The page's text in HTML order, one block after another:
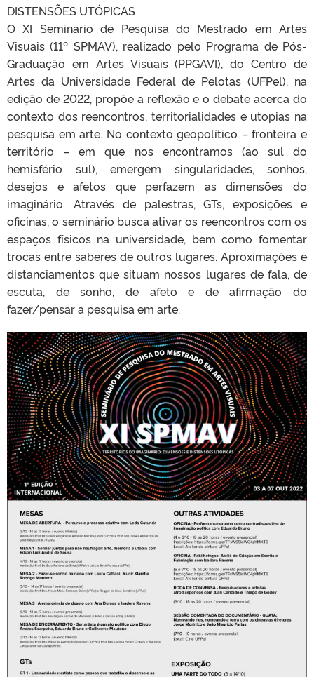
DISTENSÕES UTÓPICAS
O XI Seminário de Pesquisa do Mestrado em Artes
Visuais (11º SPMAV), realizado pelo Programa de Pós-
Graduação em Artes Visuais (PPGAVI), do Centro de
Artes da Universidade Federal de Pelotas (UFPel), na
edição de 2022, propõe a reflexão e o debate acerca do
contexto dos reencontros, territorialidades e utopias na
pesquisa em arte. No contexto geopolítico – fronteira e
território – em que nos encontramos (ao sul do
hemisfério sul), emergem singularidades, sonhos,
desejos e afetos que perfazem as dimensões do
imaginário. Através de palestras, GTs, exposições e
oficinas, o seminário busca ativar os reencontros com os
espaços físicos na universidade, bem como fomentar
trocas entre saberes de outros lugares. Aproximações e
distanciamentos que situam nossos lugares de fala, de
escuta, de sonho, de afeto e de afirmação do
fazer/pensar a pesquisa em arte.